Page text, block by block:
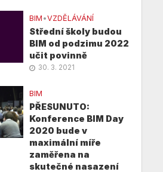
BIM •VZDĚLÁVÁNÍ
Střední školy budou
BIM od podzimu 2022
učit povinně
30. 3. 2021
BIM
PŘESUNUTO:
Konference BIM Day
2020 bude v
maximální míře
zaměřena na
skutečné nasazení